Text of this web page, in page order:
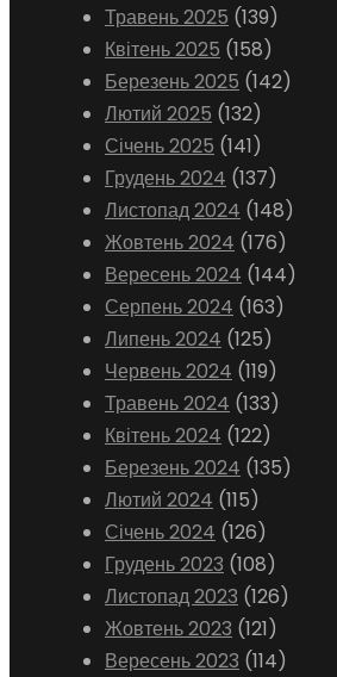
Травень 2025 (139)
Квітень 2025 (158)
Березень 2025 (142)
Лютий 2025 (132)
Січень 2025 (141)
Грудень 2024 (137)
Листопад 2024 (148)
Жовтень 2024 (176)
Вересень 2024 (144)
Серпень 2024 (163)
Липень 2024 (125)
Червень 2024 (119)
Травень 2024 (133)
Квітень 2024 (122)
Березень 2024 (135)
Лютий 2024 (115)
Січень 2024 (126)
Грудень 2023 (108)
Листопад 2023 (126)
Жовтень 2023 (121)
Вересень 2023 (114)